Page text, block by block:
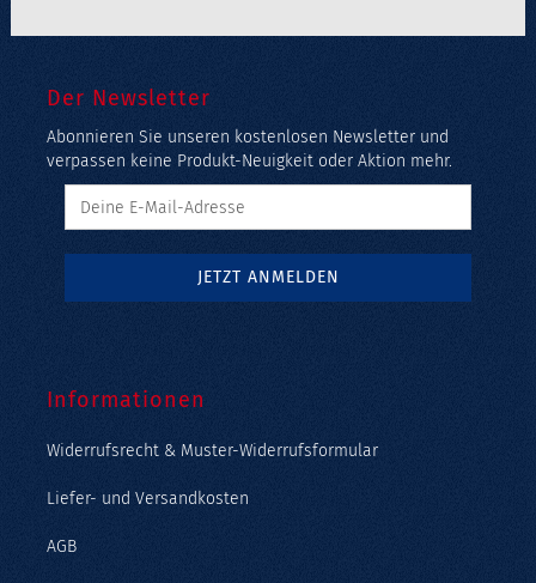
Der Newsletter
Abonnieren Sie unseren kostenlosen Newsletter und
verpassen keine Produkt-Neuigkeit oder Aktion mehr.
Informationen
Widerrufsrecht & Muster-Widerrufsformular
Liefer- und Versandkosten
AGB